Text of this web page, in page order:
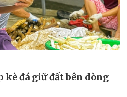
kè đá giữ đất bên dòng